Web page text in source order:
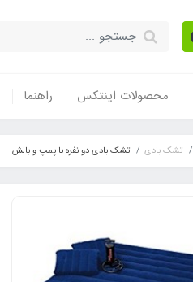
محصولات اینتکس راهنما
تشک بادی تشک بادی دو نفره با پمپ و بالش